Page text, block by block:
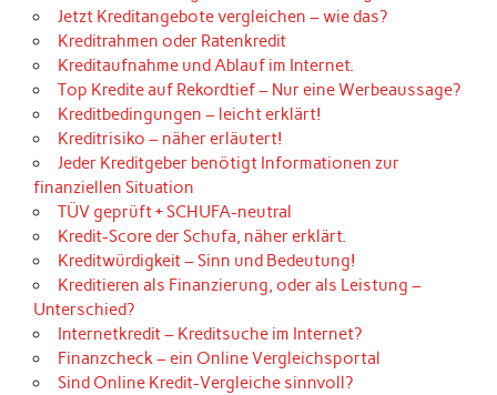
Jetzt Kreditangebote vergleichen – wie das?
Kreditrahmen oder Ratenkredit
Kreditaufnahme und Ablauf im Internet.
Top Kredite auf Rekordtief – Nur eine Werbeaussage?
Kreditbedingungen – leicht erklärt!
Kreditrisiko – näher erläutert!
Jeder Kreditgeber benötigt Informationen zur
finanziellen Situation
TÜV geprüft + SCHUFA-neutral
Kredit-Score der Schufa, näher erklärt.
Kreditwürdigkeit – Sinn und Bedeutung!
Kreditieren als Finanzierung, oder als Leistung –
Unterschied?
Internetkredit – Kreditsuche im Internet?
Finanzcheck – ein Online Vergleichsportal
Sind Online Kredit-Vergleiche sinnvoll?